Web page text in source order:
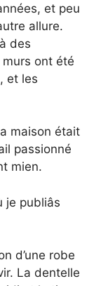
et peu
allure.
des
ont été
et les
maison était
passionné
mien.
je publiâs
d’une robe
La dentelle